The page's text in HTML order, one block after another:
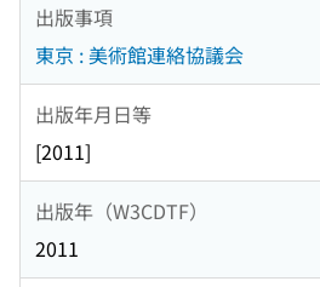
出版事項
東京 : 美術館連絡協議会
出版年月日等
[2011]
出版年（W3CDTF）
2011